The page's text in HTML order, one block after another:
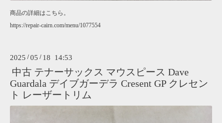
商品の詳細はこちら。
https://repair-cairn.com/menu/1077554
2025 /05 / 18 14:53
中古 テナーサックス マウスピース Dave
Guardala デイブガーデラ Cresent GP クレセン
ト レーザートリム